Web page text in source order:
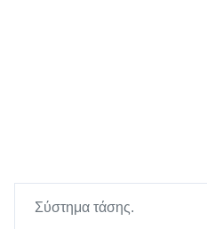
Σύστημα τάσης.